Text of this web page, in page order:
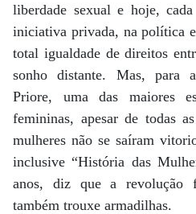
liberdade sexual e hoje,
iniciativa privada, na política
total igualdade de direitos
sonho distante. Mas, para
Priore, uma das maiores
femininas, apesar de todas
mulheres não se saíram
inclusive “História das
anos, diz que a revolução
também trouxe armadilhas.